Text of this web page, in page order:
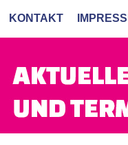
KONTAKT